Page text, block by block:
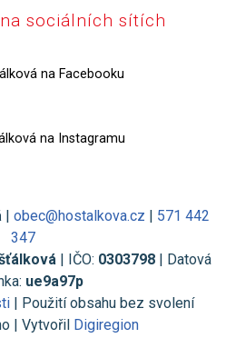
sociálních sítích
na Facebooku
na Instagramu
| obec@hostalkova.cz | 571 442
347
| IČO: 0303798| Datová
ue9a97p
| Použití obsahu bez svolení
| Vytvořil Digiregion